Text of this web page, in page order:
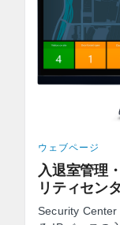
ウェブページ
入退室管理
リティセン
Security